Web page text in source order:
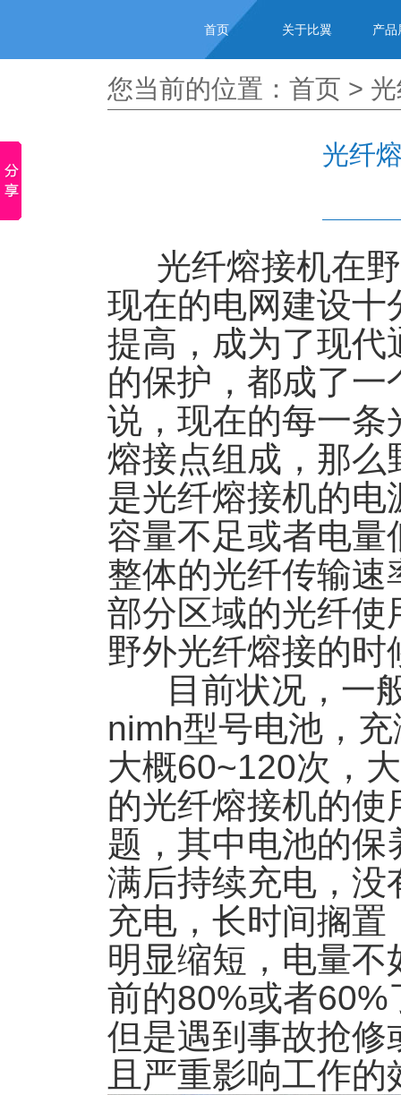
首页 关于比翼 产品
您当前的位置： 首页 >
光纤
光纤熔接机在
现在的电网建设十
提高，成为了现代
的保护，都成了
说，现在的每一条
熔接点组成，那么
是光纤熔接机的
容量不足或者电
整体的光纤传输
部分区域的光纤使
野外光纤熔接的时
目前状况，一般
nimh型号电池，
大概60~120次，
的光纤熔接机的
题，其中电池的
满后持续充电，没
充电，长时间搁
明显缩短，电量
前的80%或者
但是遇到事故抢修
且严重影响工作的